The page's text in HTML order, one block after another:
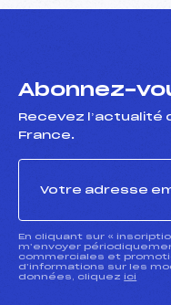
Abonnez-
Recevez l’actualité
France.
En cliquant sur «
m’envoyer
commerciales et
d’informations sur les
données, cliquez ici